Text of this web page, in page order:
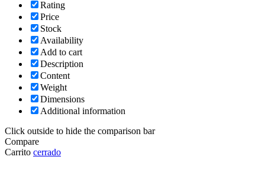
Rating
Price
Stock
Availability
Add to cart
Description
Content
Weight
Dimensions
Additional information
Click outside to hide the comparison bar
Compare
Carrito cerrado